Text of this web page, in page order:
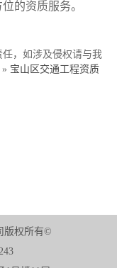
的资质服务。
，如涉及侵权请与我
» 宝山区交通工程资质
版权所有©